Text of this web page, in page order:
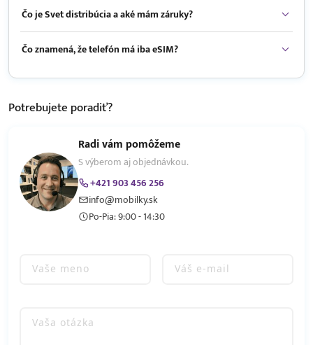
Čo je Svet distribúcia a aké mám záruky?
Čo znamená, že telefón má iba eSIM?
Potrebujete poradiť?
Radi vám pomôžeme
S výberom aj objednávkou.
+421 903 456 256
info@mobilky.sk
Po-Pia: 9:00 - 14:30